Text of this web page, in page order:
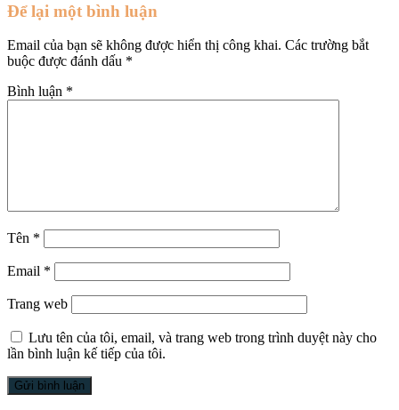
Để lại một bình luận
Email của bạn sẽ không được hiển thị công khai. Các trường bắt
buộc được đánh dấu *
Bình luận *
Tên *
Email *
Trang web
Lưu tên của tôi, email, và trang web trong trình duyệt này cho
lần bình luận kế tiếp của tôi.